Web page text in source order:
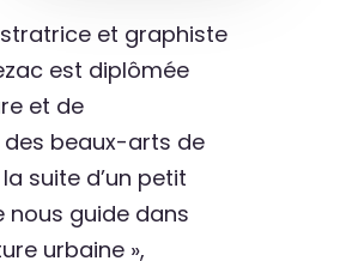
et graphiste
est diplômée
et de
des beaux-arts de
suite d’un petit
nous guide dans
urbaine »,